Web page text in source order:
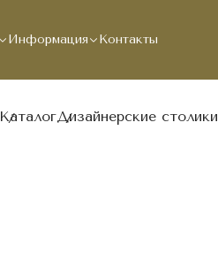
Информация Контакты
КаталогДизайнерские столики